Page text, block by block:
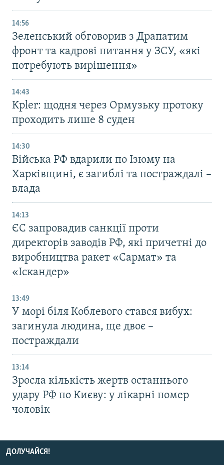
14:56
Зеленський обговорив з Драпатим
фронт та кадрові питання у ЗСУ, «які
потребують вирішення»
14:43
Kpler: щодня через Ормузьку протоку
проходить лише 8 суден
14:30
Війська РФ вдарили по Ізюму на
Харківщині, є загиблі та постраждалі –
влада
14:13
ЄС запровадив санкції проти
директорів заводів РФ, які причетні до
виробництва ракет «Сармат» та
«Іскандер»
13:49
У морі біля Коблевого стався вибух:
загинула людина, ще двоє –
постраждали
13:14
Зросла кількість жертв останнього
удару РФ по Києву: у лікарні помер
чоловік
ДОЛУЧАЙСЯ!